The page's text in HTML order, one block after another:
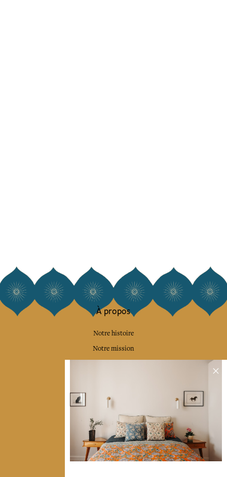
À propos
Notre histoire
Notre mission
Collections
Déco & Linge de maison
Linge de table
Sacs & pochettes